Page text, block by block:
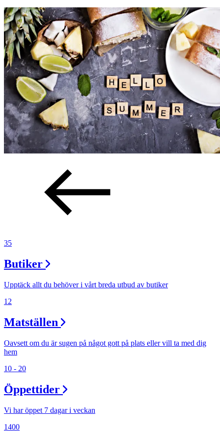
35
Butiker
Upptäck allt du behöver i vårt breda utbud av butiker
12
Matställen
Oavsett om du är sugen på något gott på plats eller vill ta med dig
hem
10 - 20
Öppettider
Vi har öppet 7 dagar i veckan
1400